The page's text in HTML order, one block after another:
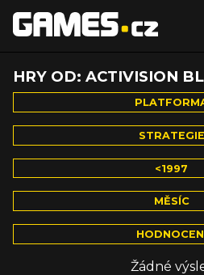
HRY OD: ACTIVISION
STRATEGIE
<1997
MĚSÍC
Žádné